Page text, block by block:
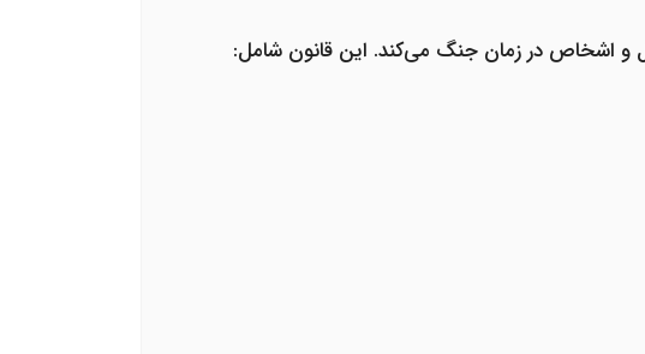
و اشخاص در زمان جنگ می‌کند. این قانون شامل: